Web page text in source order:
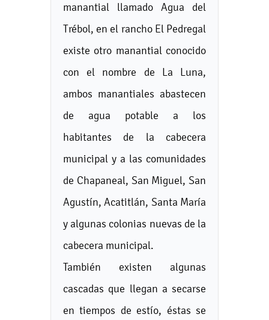
manantial llamado Agua del
Trébol, en el rancho El Pedregal
existe otro manantial conocido
con el nombre de La Luna,
ambos manantiales abastecen
de agua potable a los
habitantes de la cabecera
municipal y a las comunidades
de Chapaneal, San Miguel, San
Agustín, Acatitlán, Santa María
y algunas colonias nuevas de la
cabecera municipal.
También existen algunas
cascadas que llegan a secarse
en tiempos de estío, éstas se